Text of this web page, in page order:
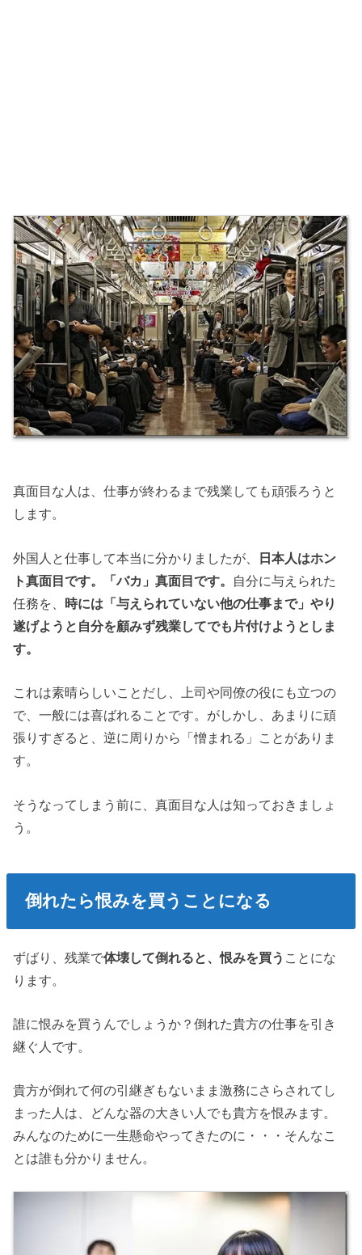
真面目な人は、仕事が終わるまで残業しても頑張ろうと
します。
外国人と仕事して本当に分かりましたが、
日本人はホン
ト真面目です。「バカ」真面目です。 自分に与えられた
任務を、 時には「与えられていない他の仕事まで」やり
遂げようと自分を顧みず残業してでも片付けようとしま
す。
これは素晴らしいことだし、上司や同僚の役にも立つの
で、一般には喜ばれることです。がしかし、あまりに頑
張りすぎると、逆に周りから「憎まれる」ことがありま
す。
そうなってしまう前に、真面目な人は知っておきましょ
う。
倒れたら恨みを買うことになる
ずばり、残業で体壊して倒れると、恨みを買う ことにな
ります。
誰に恨みを買うんでしょうか？倒れた貴方の仕事を引き
継ぐ人です。
貴方が倒れて何の引継ぎもないまま激務にさらされてし
まった人は、どんな器の大きい人でも貴方を恨みます。
みんなのために一生懸命やってきたのに・・・そんなこ
とは誰も分かりません。